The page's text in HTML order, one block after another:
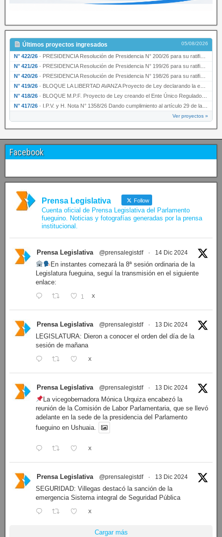
Últimos proyectos ingresados 05/08/2026
N° 422/26 · PRESIDENCIA Resolución de Presidencia N° 200/26 para su ratificación.
N° 421/26 · PRESIDENCIA Resolución de Presidencia N° 199/26 para su ratificación.
N° 420/26 · PRESIDENCIA Resolución de Presidencia N° 198/26 para su ratificación.
N° 419/26 · BLOQUE LA LIBERTAD AVANZA Proyecto de Ley declarando la esencialidad del servicio educativ…
N° 418/26 · BLOQUE M.P.F. Proyecto de Ley creando el Ente Único Regulador de servicios públicos de la …
N° 417/26 · I.P.V. y H. Nota N° 1358/26 Dando cumplimiento al artículo 29 de la Ley provincial N° 1399…
Ver proyectos »
Facebook
Prensa Legislativa Follow
Cuenta oficial de Prensa Legislativa del Parlamento
fueguino. Noticias y fotografías generadas por la prensa
institucional.
Prensa Legislativa @prensalegistdf · 14 Dic 2024
En instantes comezará la 8ª sesión ordinaria de la
Legislatura fueguina, seguí la transmisión en el siguiente
enlace:
1 X
Prensa Legislativa @prensalegistdf · 13 Dic 2024
LEGISLATURA: Dieron a conocer el orden del día de la
sesión de mañana
X
Prensa Legislativa @prensalegistdf · 13 Dic 2024
La vicegobernadora Mónica Urquiza encabezó la
reunión de la Comisión de Labor Parlamentaria, que se llevó
adelante en la sede de la presidencia del Parlamento
fueguino en Ushuaia.
X
Prensa Legislativa @prensalegistdf · 13 Dic 2024
SEGURIDAD: Villegas destacó la sanción de la
emergencia Sistema integral de Seguridad Pública
X
Cargar más